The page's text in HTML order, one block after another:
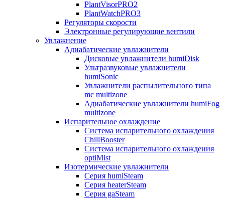
PlantVisorPRO2
PlantWatchPRO3
Регуляторы скорости
Электронные регулирующие вентили
Увлажнение
Адиабатические увлажнители
Дисковые увлажнители humiDisk
Ультразвуковые увлажнители
humiSonic
Увлажнители распылительного типа
mc multizone
Адиабатические увлажнители humiFog
multizone
Испарительное охлаждение
Система испарительного охлаждения
ChillBooster
Система испарительного охлаждения
optiMist
Изотермические увлажнители
Серия humiSteam
Серия heaterSteam
Серия gaSteam